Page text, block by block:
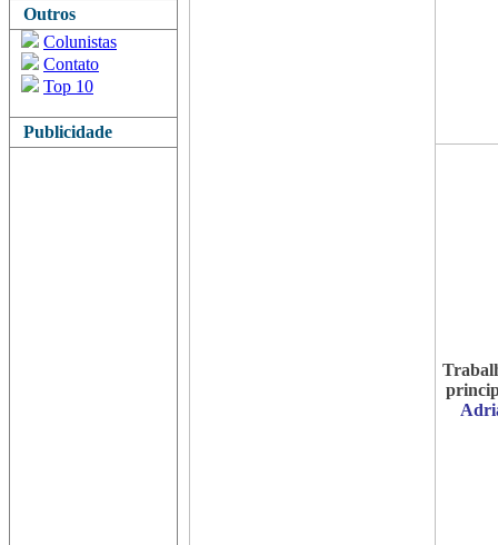
Outros
Colunistas
Contato
Top 10
Publicidade